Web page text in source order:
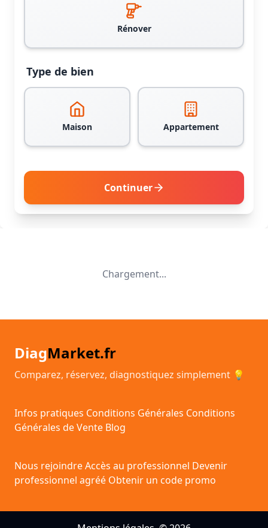
Rénover
Type de bien
Maison Appartement
Continuer
Chargement...
DiagMarket.fr
Comparez, réservez, diagnostiquez simplement 💡
Infos pratiques Conditions Générales Conditions
Générales de Vente Blog
Nous rejoindreAccès au professionnel Devenir
professionnel agréé Obtenir un code promo